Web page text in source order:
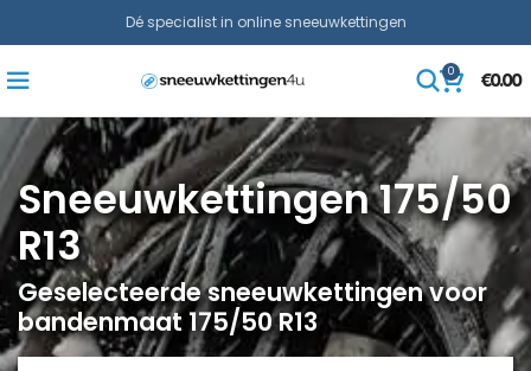
Dé specialist in online sneeuwkettingen
0
€0.00
Sneeuwkettingen 175/50
R13
Geselecteerde sneeuwkettingen voor
bandenmaat 175/50 R13